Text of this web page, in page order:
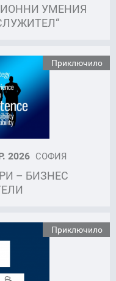
УМЕНИЯ
Приключило
2026 СОФИЯ
– БИЗНЕС
Приключило